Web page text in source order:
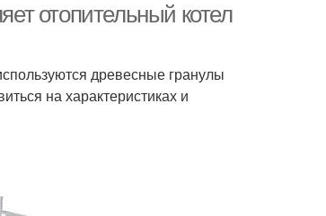
отопительный котел
древесные гранулы
на характеристиках и